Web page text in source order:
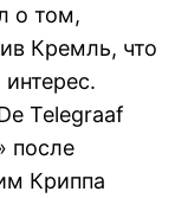
о том,
Кремль, что
Telegraaf
после
Криппа